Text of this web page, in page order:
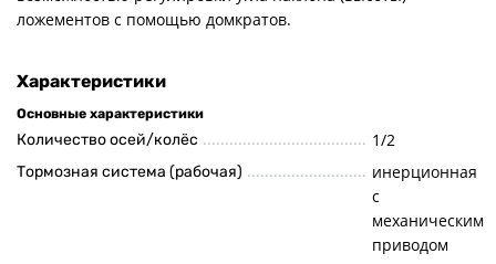
ложементов с помощью домкратов.
Характеристики
Основные характеристики
Количество осей/колёс 1/2
Тормозная система (рабочая)
инерционная
с
механическим
приводом